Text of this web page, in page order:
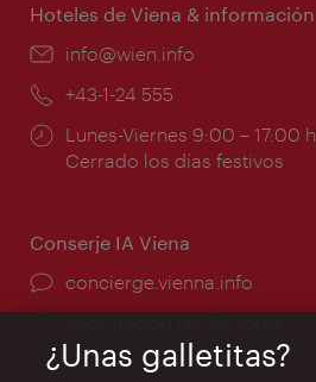
Hoteles de Viena & información
e-
info@wien.info
Teléfono:
+43-1-24 555
Horarios
de
Lunes-Viernes 9:00 – 17:00 h
Cerrado los días festivos
Conserje IA Viena
concierge.vienna.info
¿Unas galletitas?